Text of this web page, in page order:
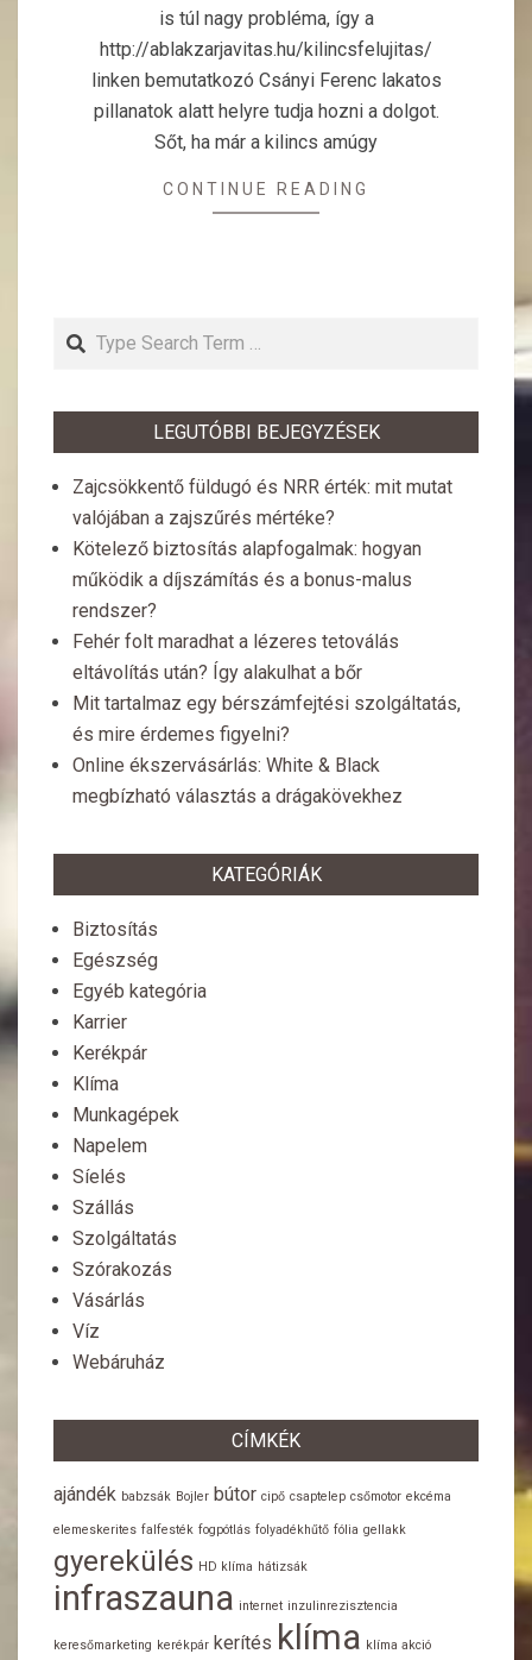
is túl nagy probléma, így a
http://ablakzarjavitas.hu/kilincsfelujitas/
linken bemutatkozó Csányi Ferenc lakatos
pillanatok alatt helyre tudja hozni a dolgot.
Sőt, ha már a kilincs amúgy
CONTINUE READING
Search
LEGUTÓBBI BEJEGYZÉSEK
Zajcsökkentő füldugó és NRR érték: mit mutat
valójában a zajszűrés mértéke?
Kötelező biztosítás alapfogalmak: hogyan
működik a díjszámítás és a bonus-malus
rendszer?
Fehér folt maradhat a lézeres tetoválás
eltávolítás után? Így alakulhat a bőr
Mit tartalmaz egy bérszámfejtési szolgáltatás,
és mire érdemes figyelni?
Online ékszervásárlás: White & Black
megbízható választás a drágakövekhez
KATEGÓRIÁK
Biztosítás
Egészség
Egyéb kategória
Karrier
Kerékpár
Klíma
Munkagépek
Napelem
Síelés
Szállás
Szolgáltatás
Szórakozás
Vásárlás
Víz
Webáruház
CÍMKÉK
ajándék babzsák Bojler bútor cipő csaptelep csőmotor ekcéma
elemeskerites falfesték fogpótlás folyadékhűtő fólia gellakk
gyerekülés HD klíma hátizsák
infraszauna internet inzulinrezisztencia
keresőmarketing kerékpár kerítés klíma klíma akció